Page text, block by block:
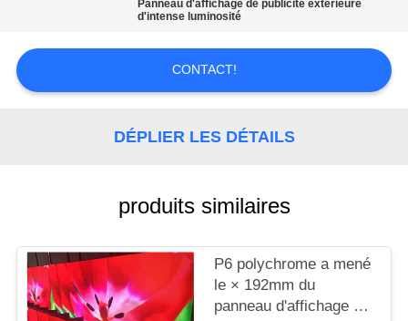
PRIVACY
Panneau d'affichage de publicité extérieure
d'intense luminosité
CONTACT!
DÉPLIER LES DÉTAILS
produits similaires
P6 polychrome a mené
le × 192mm du
panneau d'affichage de